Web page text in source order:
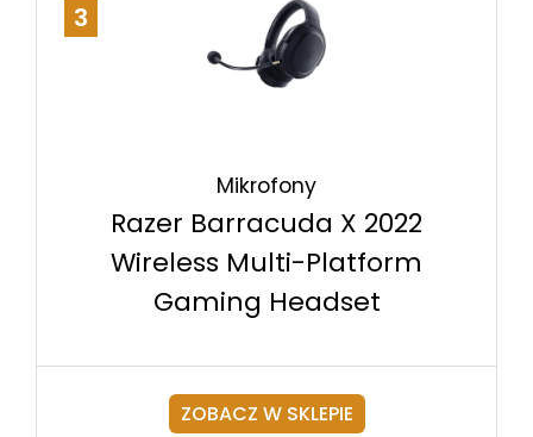
3
Mikrofony
Razer Barracuda X 2022
Wireless Multi-Platform
Gaming Headset
ZOBACZ W SKLEPIE